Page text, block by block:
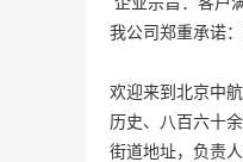
我公司郑重承诺
欢迎来到北京中
历史、八百六十
街道地址，负责人